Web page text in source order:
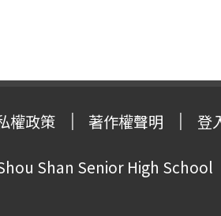
權政策 著作權聲明 登
Shan Senior High School